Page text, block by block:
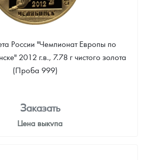
России "Чемпионат Европы по
2012 г.в., 7.78 г чистого золота
(Проба 999)
Заказать
Цена выкупа